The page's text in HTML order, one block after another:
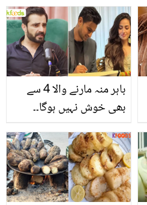
باہر منہ مارنے والا 4 سے
بھی خوش نہیں ہوگا۔۔
نے شادیوں کے شوقین افراد
کو مرچیں لگا دیں! کیا کچھ
کہہ دیا؟